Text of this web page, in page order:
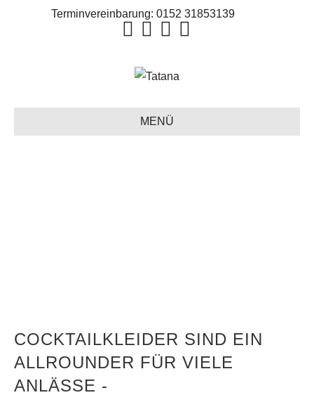
Terminvereinbarung: 0152 31853139
MENÜ
COCKTAILKLEIDER SIND EIN
ALLROUNDER FÜR VIELE
ANLÄSSE -